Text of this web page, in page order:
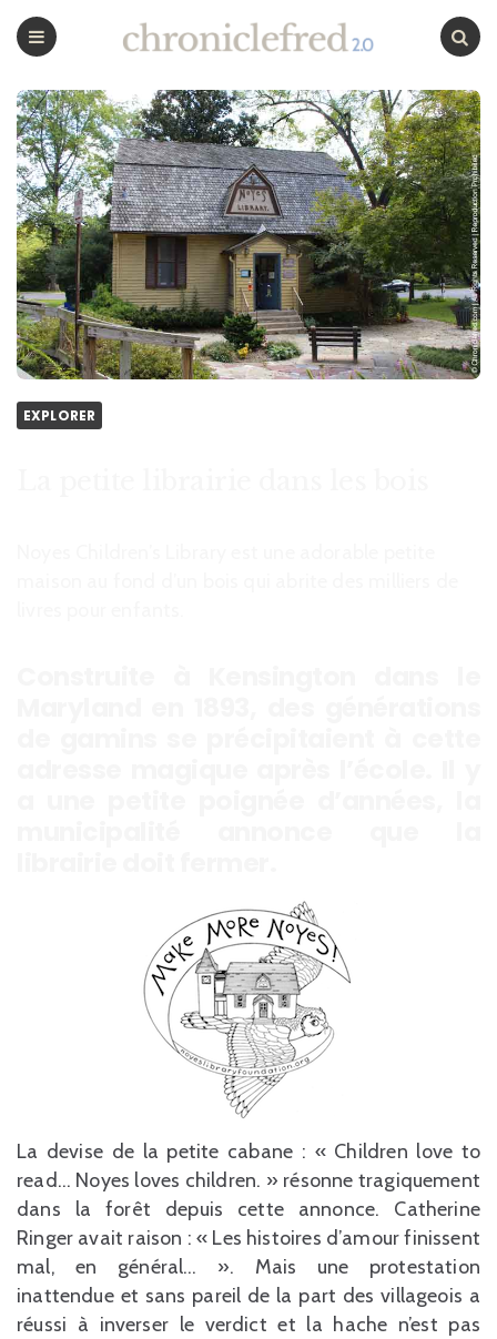
CHRONICLEFRED
EXPLORER
La devise de la petite cabane : « Children love to
read… Noyes loves children. » résonne tragiquement
dans la forêt depuis cette annonce. Catherine
Ringer avait raison : « Les histoires d’amour finissent
mal, en général… ». Mais une protestation
inattendue et sans pareil de la part des villageois a
réussi à inverser le verdict et la hache n’est pas